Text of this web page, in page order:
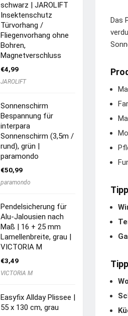
Das
schwarz | JAROLIFT
Insektenschutz
Türvorhang /
Fliegenvorhang ohne
Bohren,
Magnetverschluss
€4,99
JAROLIFT
Sonnenschirm
Bespannung für
interpara
Sonnenschirm (3,5m /
rund), grün |
paramondo
€50,99
paramondo
Pendelsicherung für
Alu-Jalousien nach
Maß | 16 + 25 mm
Lamellenbreite, grau |
VICTORIA M
€3,49
VICTORIA M
Easyfix Allday Plissee |
55 x 130 cm, grau